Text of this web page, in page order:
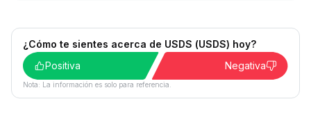
¿Cómo te sientes acerca de USDS (USDS) hoy?
Positiva
Negativa
Nota: La información es solo para referencia.